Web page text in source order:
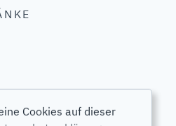
Cookies auf dieser